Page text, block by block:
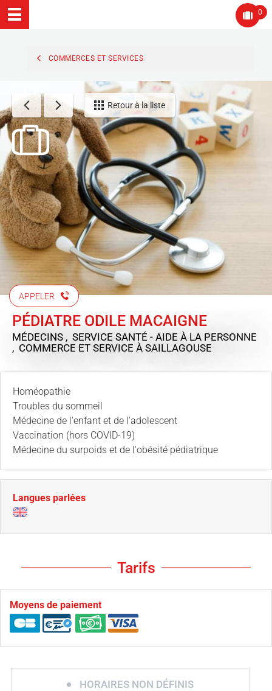
0
COMMERCES ET SERVICES
Retour à la liste
APPELER
PÉDIATRE ODILE MACAIGNE
MÉDECINS , SERVICE SANTÉ - AIDE À LA PERSONNE
, COMMERCE ET SERVICE À SAILLAGOUSE
Homéopathie
Troubles du sommeil
Médecine de l'enfant et de l'adolescent
Vaccination (hors COVID-19)
Médecine du surpoids et de l'obésité pédiatrique
Langues parlées
Tarifs
Moyens de paiement
HORAIRES NON DÉFINIS